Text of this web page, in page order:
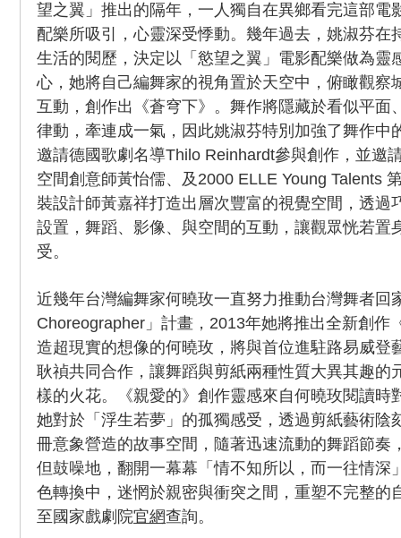
望之翼」推出的隔年，一人獨自在異鄉看完這部電
配樂所吸引，心靈深受悸動。幾年過去，姚淑芬在
生活的閱歷，決定以「慾望之翼」電影配樂做為靈
心，她將自己編舞家的視角置於天空中，俯瞰觀察
互動，創作出《蒼穹下》。舞作將隱藏於看似平面
律動，牽連成一氣，因此姚淑芬特別加強了舞作中
邀請德國歌劇名導Thilo Reinhardt參與創作，並邀
空間創意師黃怡儒、及2000 ELLE Young Talents
裝設計師黃嘉祥打造出層次豐富的視覺空間，透過
設置，舞蹈、影像、與空間的互動，讓觀眾恍若置
受。
近幾年台灣編舞家何曉玫一直努力推動台灣舞者回
Choreographer」計畫，2013年她將推出全新創作
造超現實的想像的何曉玫，將與首位進駐路易威登
耿禎共同合作，讓舞蹈與剪紙兩種性質大異其趣的
樣的火花。《親愛的》創作靈感來自何曉玫閱讀時
她對於「浮生若夢」的孤獨感受，透過剪紙藝術陰
冊意象營造的故事空間，隨著迅速流動的舞蹈節奏
但鼓噪地，翻開一幕幕「情不知所以，而一往情深
色轉換中，迷惘於親密與衝突之間，重塑不完整的
至國家戲劇院官網查詢。